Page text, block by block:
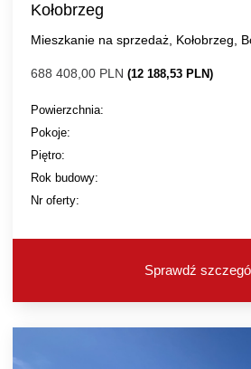
Kołobrzeg
Mieszkanie na sprzedaż, Kołobrzeg,
688 408,00 PLN (12 188,53 PLN)
Powierzchnia:
Pokoje:
Piętro:
Rok budowy:
Nr oferty:
Sprawdź